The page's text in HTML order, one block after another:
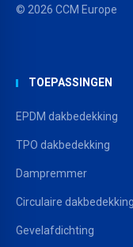
© 2026 CCM Europe
TOEPASSINGEN
EPDM dakbedekking
TPO dakbedekking
Dampremmer
Circulaire dakbedekking
Gevelafdichting